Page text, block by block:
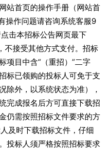
站首页的操作手册（网站首
操作问题请咨询系统客服9
击本招标公告网页最下
不接受其他方式支付。招标
项目中含“（重招）”二字
标已领购的投标人可免于支
除外，以系统状态为准），
完成报名后方可直接下载招
仍需按照招标文件要求的方
及时下载招标文件，仔细
投标人须严格按照招标要求